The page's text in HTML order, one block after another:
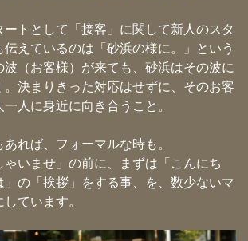
トとして「接客」に関して新人のスタ
えているのは「砂浜の様に。」という
波（お客様）が来ても、砂浜はその波に
決まりきった対応はせずに、そのお客
人に身近に向き合うこと。
れば、フォーマルな時も。
いませ」の前に、まずは「こんにち
の「挨拶」をする事、を、数少ないマ
ています。